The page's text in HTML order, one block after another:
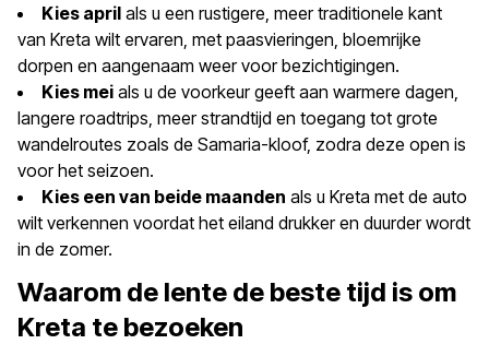
Kies april als u een rustigere, meer traditionele kant
van Kreta wilt ervaren, met paasvieringen, bloemrijke
dorpen en aangenaam weer voor bezichtigingen.
Kies mei als u de voorkeur geeft aan warmere dagen,
langere roadtrips, meer strandtijd en toegang tot grote
wandelroutes zoals de Samaria-kloof, zodra deze open is
voor het seizoen.
Kies een van beide maanden als u Kreta met de auto
wilt verkennen voordat het eiland drukker en duurder wordt
in de zomer.
Waarom de lente de beste tijd is om
Kreta te bezoeken